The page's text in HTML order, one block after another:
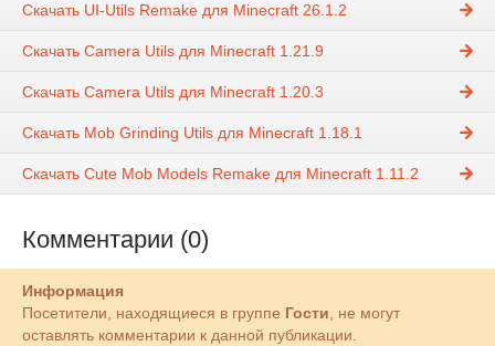
Скачать UI-Utils Remake для Minecraft 26.1.2
Скачать Camera Utils для Minecraft 1.21.9
Скачать Camera Utils для Minecraft 1.20.3
Скачать Mob Grinding Utils для Minecraft 1.18.1
Скачать Cute Mob Models Remake для Minecraft 1.11.2
Комментарии (0)
Информация
Посетители, находящиеся в группе Гости, не могут
оставлять комментарии к данной публикации.